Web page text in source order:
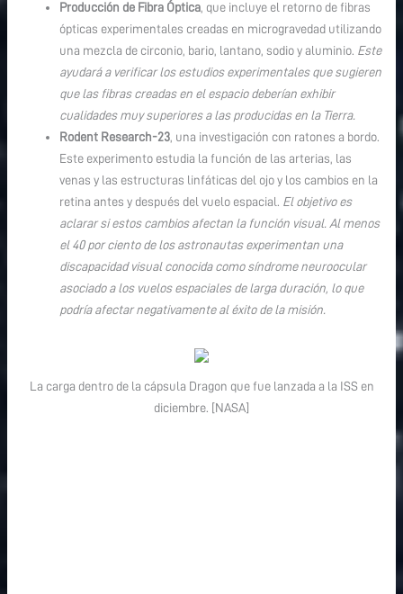
Producción de Fibra Óptica, que incluye el retorno de fibras
ópticas experimentales creadas en microgravedad utilizando
una mezcla de circonio, bario, lantano, sodio y aluminio. Este
ayudará a verificar los estudios experimentales que sugieren
que las fibras creadas en el espacio deberían exhibir
cualidades muy superiores a las producidas en la Tierra.
Rodent Research-23, una investigación con ratones a bordo.
Este experimento estudia la función de las arterias, las
venas y las estructuras linfáticas del ojo y los cambios en la
retina antes y después del vuelo espacial. El objetivo es
aclarar si estos cambios afectan la función visual. Al menos
el 40 por ciento de los astronautas experimentan una
discapacidad visual conocida como síndrome neuroocular
asociado a los vuelos espaciales de larga duración, lo que
podría afectar negativamente al éxito de la misión.
La carga dentro de la cápsula Dragon que fue lanzada a la ISS en
diciembre. [NASA]